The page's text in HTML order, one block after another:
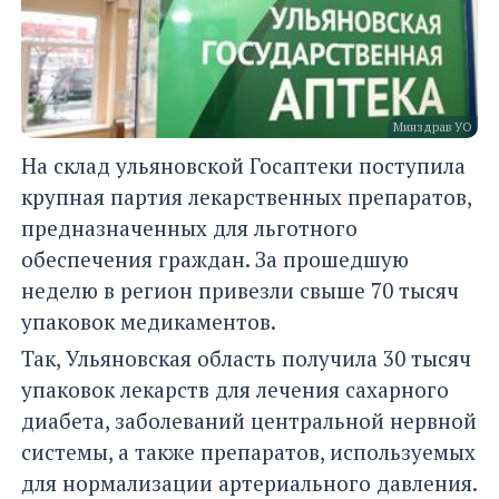
Минздрав УО
На склад ульяновской Госаптеки поступила
крупная партия лекарственных препаратов,
предназначенных для льготного
обеспечения граждан. За прошедшую
неделю в регион привезли свыше 70 тысяч
упаковок медикаментов.
Так, Ульяновская область получила 30 тысяч
упаковок лекарств для лечения сахарного
диабета, заболеваний центральной нервной
системы, а также препаратов, используемых
для нормализации артериального давления.